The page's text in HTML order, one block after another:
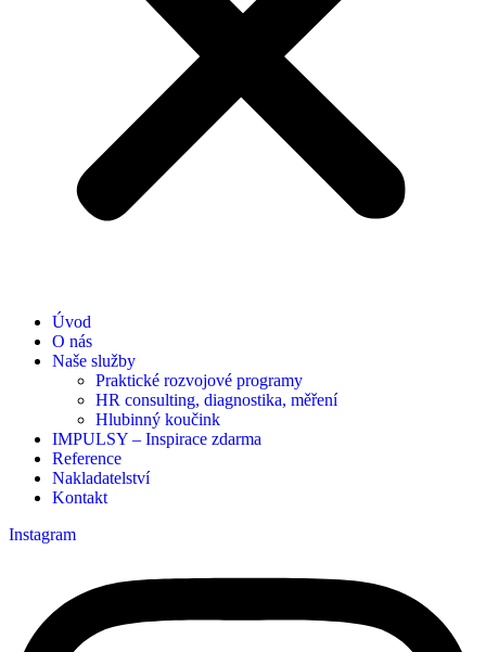
Úvod
O nás
Naše služby
Praktické rozvojové programy
HR consulting, diagnostika, měření
Hlubinný koučink
IMPULSY – Inspirace zdarma
Reference
Nakladatelství
Kontakt
Instagram